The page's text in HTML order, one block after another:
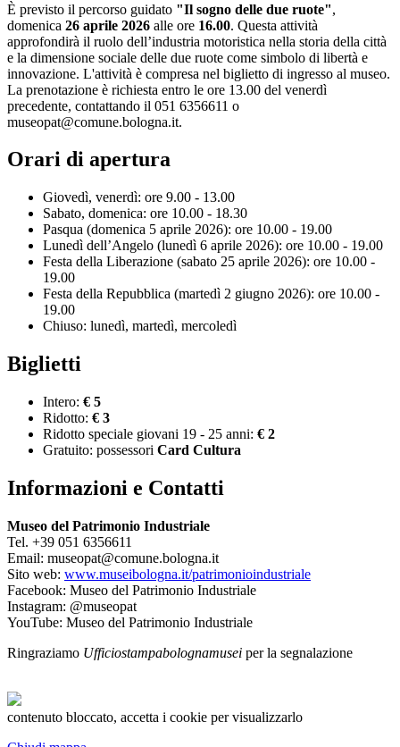
È previsto il percorso guidato "Il sogno delle due ruote",
domenica 26 aprile 2026 alle ore 16.00. Questa attività
approfondirà il ruolo dell’industria motoristica nella storia della città
e la dimensione sociale delle due ruote come simbolo di libertà e
innovazione. L'attività è compresa nel biglietto di ingresso al museo.
La prenotazione è richiesta entro le ore 13.00 del venerdì
precedente, contattando il 051 6356611 o
museopat@comune.bologna.it.
Orari di apertura
Giovedì, venerdì: ore 9.00 - 13.00
Sabato, domenica: ore 10.00 - 18.30
Pasqua (domenica 5 aprile 2026): ore 10.00 - 19.00
Lunedì dell’Angelo (lunedì 6 aprile 2026): ore 10.00 - 19.00
Festa della Liberazione (sabato 25 aprile 2026): ore 10.00 -
19.00
Festa della Repubblica (martedì 2 giugno 2026): ore 10.00 -
19.00
Chiuso: lunedì, martedì, mercoledì
Biglietti
Intero: € 5
Ridotto: € 3
Ridotto speciale giovani 19 - 25 anni: € 2
Gratuito: possessori Card Cultura
Informazioni e Contatti
Museo del Patrimonio Industriale
Tel. +39 051 6356611
Email: museopat@comune.bologna.it
Sito web: www.museibologna.it/patrimonioindustriale
Facebook: Museo del Patrimonio Industriale
Instagram: @museopat
YouTube: Museo del Patrimonio Industriale
Ringraziamo Ufficiostampabolognamusei per la segnalazione
contenuto bloccato, accetta i cookie per visualizzarlo